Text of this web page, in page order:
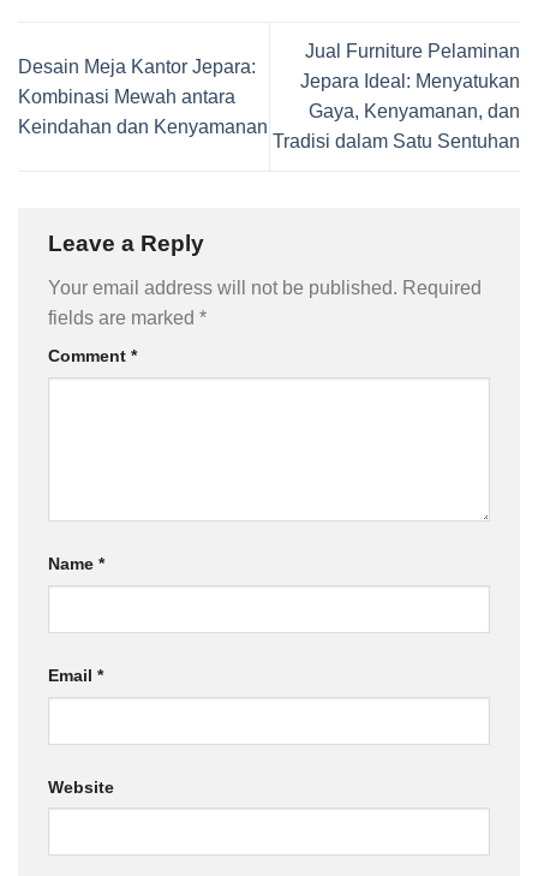
Desain Meja Kantor Jepara:
Kombinasi Mewah antara
Keindahan dan Kenyamanan
Jual Furniture Pelaminan
Jepara Ideal: Menyatukan
Gaya, Kenyamanan, dan
Tradisi dalam Satu Sentuhan
Leave a Reply
Your email address will not be published. Required
fields are marked *
Comment *
Name *
Email *
Website